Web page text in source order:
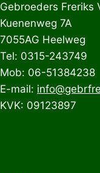
Gebroeders Freriks
Kuenenweg 7A
7055AG Heelweg
Tel: 0315-243749
Mob: 06-51384238
E-mail:
KVK: 09123897